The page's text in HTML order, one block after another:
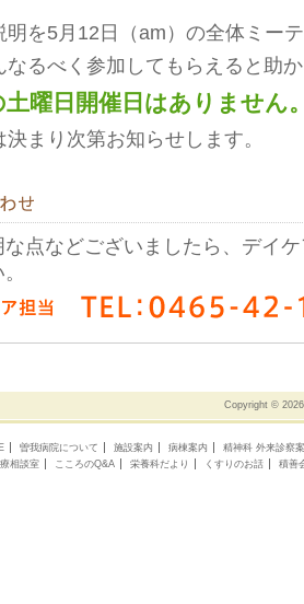
を5月12日（am）の全体ミー
るべく参加してもらえると助
土曜日開催日はありません
まり次第お知らせします。
な点などございましたら、デイ
Copyright ©
曽我病院について 施設案内 病棟案内
精神科 外来診察
相談室
こころのQ&A 栄養科だより くすりのお話 積善